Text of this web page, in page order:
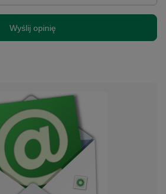
Wyślij opinię